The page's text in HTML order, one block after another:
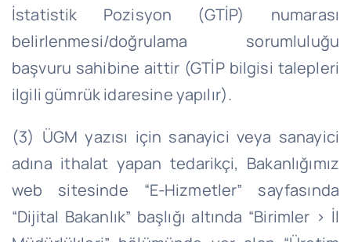
İstatistik Pozisyon (GTİP) numarası
belirlenmesi/doğrulama sorumluluğu
başvuru sahibine aittir (GTİP bilgisi talepleri
ilgili gümrük idaresine yapılır).
(3) ÜGM yazısı için sanayici veya sanayici
adına ithalat yapan tedarikçi, Bakanlığımız
web sitesinde “E-Hizmetler” sayfasında
“Dijital Bakanlık” başlığı altında “Birimler > İl